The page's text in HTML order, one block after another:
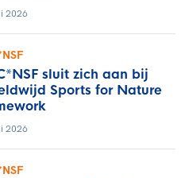
2026
sluit zich aan bij
Sports for Nature
2026